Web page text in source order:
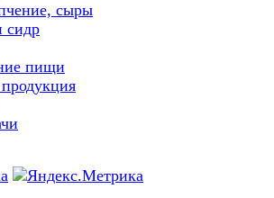
сыры
сидр
пищи